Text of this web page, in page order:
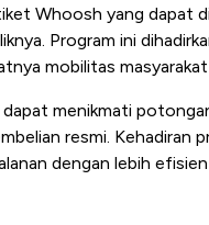
Whoosh yang dapat
Program ini
mobilitas
dapat menikmati
resmi. Kehadiran
dengan lebih